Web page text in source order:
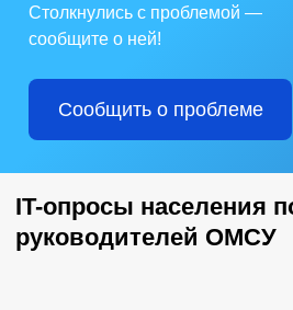
Столкнулись с проблемой —
сообщите о ней!
Сообщить о проблеме
IT-опросы населения
руководителей ОМСУ